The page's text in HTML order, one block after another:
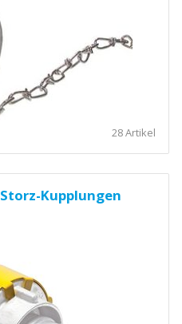
28 Artikel
Kupplungen